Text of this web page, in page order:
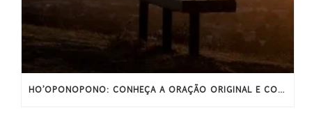
HO’OPONOPONO: CONHEÇA A ORAÇÃO ORIGINAL E COMPLETA